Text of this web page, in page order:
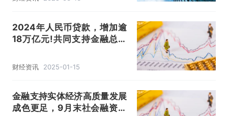
2024年人民币贷款，增加逾
18万亿元!共同支持金融总量
逐步显现
财经资讯 2025-01-15
金融支持实体经济高质量发展
成色更足，9月末社会融资规